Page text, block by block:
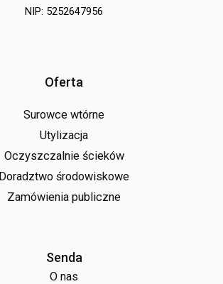
NIP: 5252647956
Oferta
Surowce wtórne
Utylizacja
Oczyszczalnie ścieków
Doradztwo środowiskowe
Zamówienia publiczne
Senda
O nas